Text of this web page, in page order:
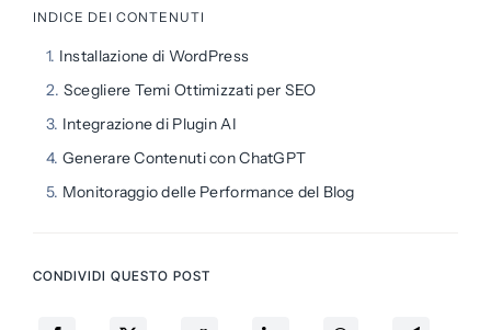
INDICE DEI CONTENUTI
Installazione di WordPress
Scegliere Temi Ottimizzati per SEO
Integrazione di Plugin AI
Generare Contenuti con ChatGPT
Monitoraggio delle Performance del Blog
CONDIVIDI QUESTO POST